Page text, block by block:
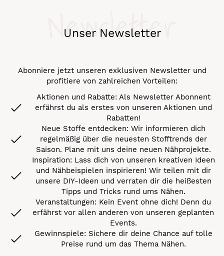
Unser Newsletter
Newsletter
Abonniere jetzt unseren exklusiven Newsletter und
profitiere von zahlreichen Vorteilen:
Aktionen und Rabatte: Als Newsletter Abonnent
erfährst du als erstes von unseren Aktionen und
Rabatten!
Neue Stoffe entdecken: Wir informieren dich
regelmäßig über die neuesten Stofftrends der
Saison. Plane mit uns deine neuen Nähprojekte.
Inspiration: Lass dich von unseren kreativen Ideen
und Nähbeispielen inspirieren! Wir teilen mit dir
unsere DIY-Ideen und verraten dir die heißesten
Tipps und Tricks rund ums Nähen.
Veranstaltungen: Kein Event ohne dich! Denn du
erfährst vor allen anderen von unseren geplanten
Events.
Gewinnspiele: Sichere dir deine Chance auf tolle
Preise rund um das Thema Nähen.